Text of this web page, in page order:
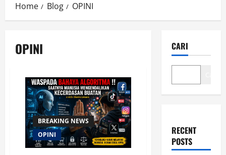
Home Blog OPINI
OPINI
BREAKING NEWS
OPINI
CARI
RECENT
POSTS